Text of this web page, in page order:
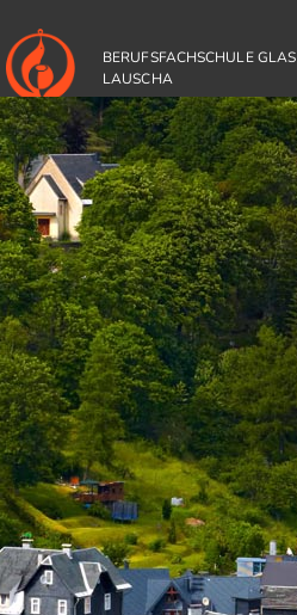
BERUFSFACHSCHULE GLAS
LAUSCHA
Standort